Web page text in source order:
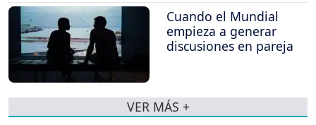
Cuando el Mundial
empieza a generar
discusiones en pareja
VER MÁS +